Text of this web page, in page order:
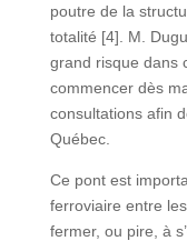
poutre de la
totalité [4]. M.
grand risque dans
commencer dès
consultations afin
Québec.
Ce pont est
ferroviaire entre
fermer, ou pire, à